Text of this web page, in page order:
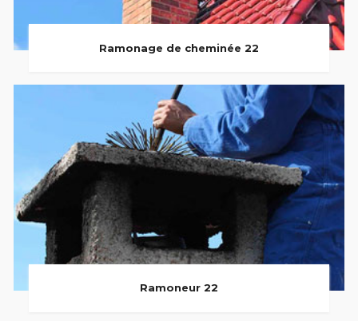
Ramonage de cheminée 22
Ramoneur 22